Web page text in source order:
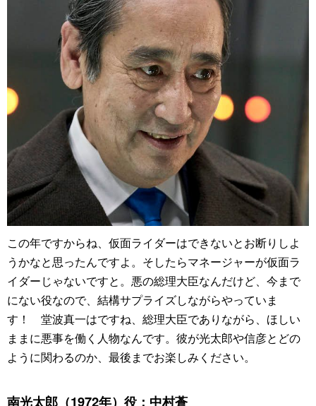
この年ですからね、仮面ライダーはできないとお断りしよ
うかなと思ったんですよ。そしたらマネージャーが仮面ラ
イダーじゃないですと。悪の総理大臣なんだけど、今まで
にない役なので、結構サプライズしながらやっていま
す！ 堂波真一はですね、総理大臣でありながら、ほしい
ままに悪事を働く人物なんです。彼が光太郎や信彦とどの
ように関わるのか、最後までお楽しみください。
南光太郎（1972年）役：中村蒼